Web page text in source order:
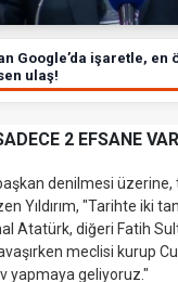
Google’da işaretle, en
ulaş!
2 EFSANE
denilmesi
Yıldırım, "Tarihte iki
Atatürk, diğeri Fatih
meclisi kurup
yapmaya geliyoruz."